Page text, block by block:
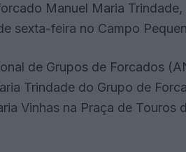
Manuel Maria
sexta-feira no Campo
de Grupos de Forcados
Trindade do Grupo de
Vinhas na Praça de Touros